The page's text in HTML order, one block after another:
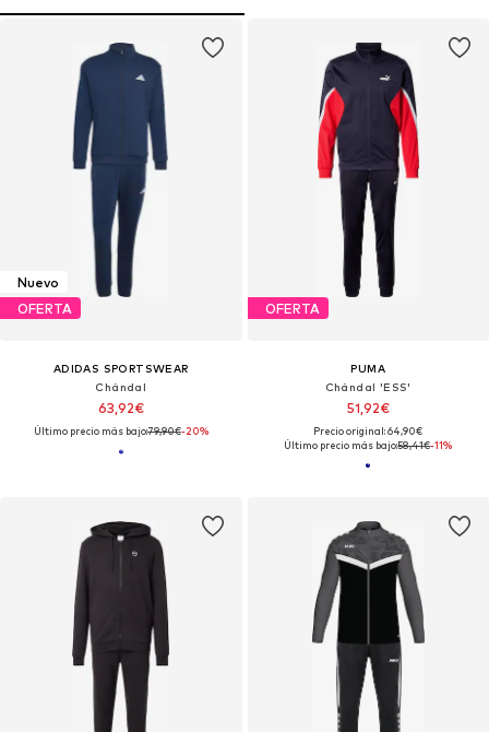
Nuevo
OFERTA
ADIDAS SPORTSWEAR
Chándal
63,92€
Último precio más bajo:79,90€-20%
OFERTA
PUMA
Chándal 'ESS'
51,92€
Precio original: 64,90€
Último precio más bajo:58,41€-11%